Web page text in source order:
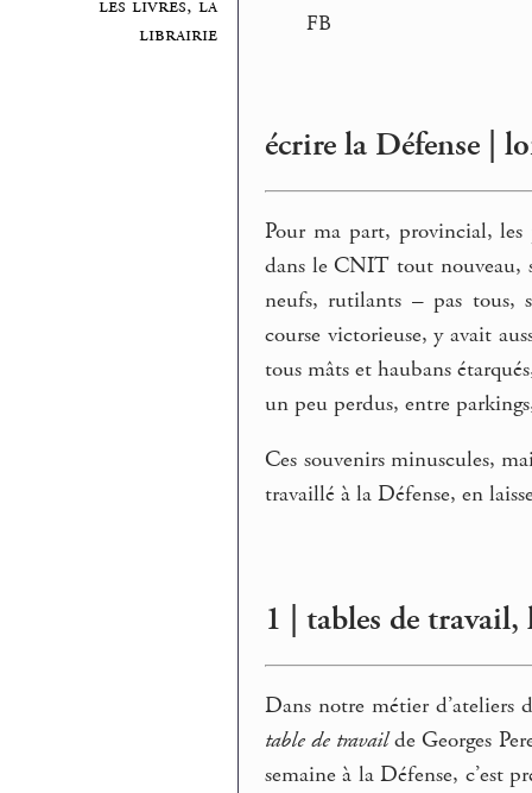
les livres, la
librairie
FB
écrire la Défense |
Pour ma part, provincial, les
dans le CNIT tout nouveau,
neufs, rutilants – pas tous,
course victorieuse, y avait
tous mâts et haubans
un peu perdus, entre
Ces souvenirs minuscules,
travaillé à la Défense, en
1 | tables de
Dans notre métier d’ateliers
table de travailde Georges
semaine à la Défense, c’est